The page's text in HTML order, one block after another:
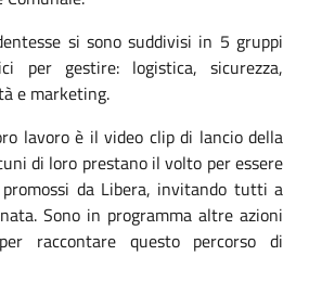
si sono suddivisi in 5 gruppi
per gestire: logistica, sicurezza,
e marketing.
lavoro è il video clip di lancio della
di loro prestano il volto per essere
da Libera, invitando tutti a
Sono in programma altre azioni
raccontare questo percorso di